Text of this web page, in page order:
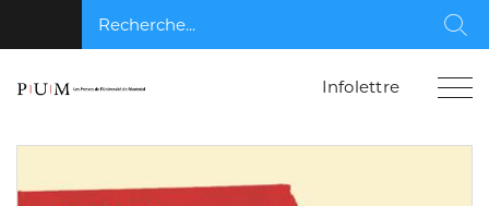
Recherche...
Infolettre